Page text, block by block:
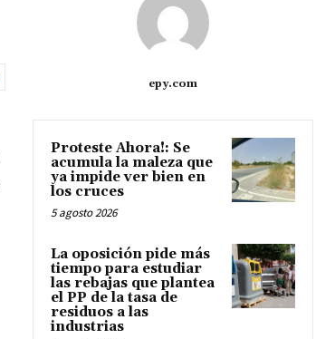
epy.com
Proteste Ahora!: Se
acumula la maleza que
ya impide ver bien en
los cruces
5 agosto 2026
La oposición pide más
tiempo para estudiar
las rebajas que plantea
el PP de la tasa de
residuos a las
industrias